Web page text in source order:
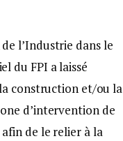
l’Industrie dans le
du FPI a laissé
construction et/ou la
d’intervention de
de le relier à la